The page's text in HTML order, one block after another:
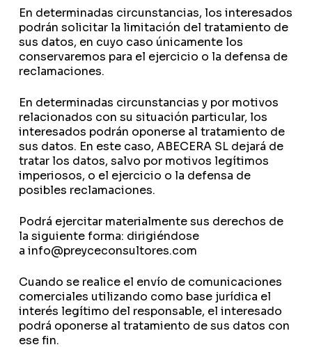
En determinadas circunstancias, los interesados
podrán solicitar la limitación del tratamiento de
sus datos, en cuyo caso únicamente los
conservaremos para el ejercicio o la defensa de
reclamaciones.
En determinadas circunstancias y por motivos
relacionados con su situación particular, los
interesados podrán oponerse al tratamiento de
sus datos. En este caso, ABECERA SL dejará de
tratar los datos, salvo por motivos legítimos
imperiosos, o el ejercicio o la defensa de
posibles reclamaciones.
Podrá ejercitar materialmente sus derechos de
la siguiente forma: dirigiéndose
a info@preyceconsultores.com
Cuando se realice el envío de comunicaciones
comerciales utilizando como base jurídica el
interés legítimo del responsable, el interesado
podrá oponerse al tratamiento de sus datos con
ese fin.